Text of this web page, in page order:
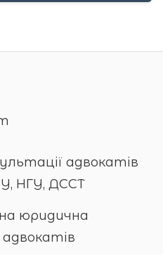
адвокатів
НГУ, ДССТ
юридична
адвокатів